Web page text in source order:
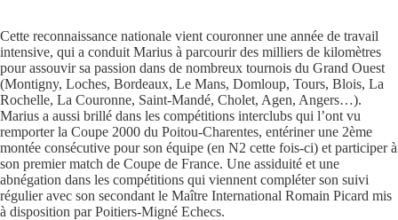
Cette reconnaissance nationale vient couronner une année de travail
intensive, qui a conduit Marius à parcourir des milliers de kilomètres
pour assouvir sa passion dans de nombreux tournois du Grand Ouest
(Montigny, Loches, Bordeaux, Le Mans, Domloup, Tours, Blois, La
Rochelle, La Couronne, Saint-Mandé, Cholet, Agen, Angers…).
Marius a aussi brillé dans les compétitions interclubs qui l’ont vu
remporter la Coupe 2000 du Poitou-Charentes, entériner une 2ème
montée consécutive pour son équipe (en N2 cette fois-ci) et participer à
son premier match de Coupe de France. Une assiduité et une
abnégation dans les compétitions qui viennent compléter son suivi
régulier avec son secondant le Maître International Romain Picard mis
à disposition par Poitiers-Migné Echecs.